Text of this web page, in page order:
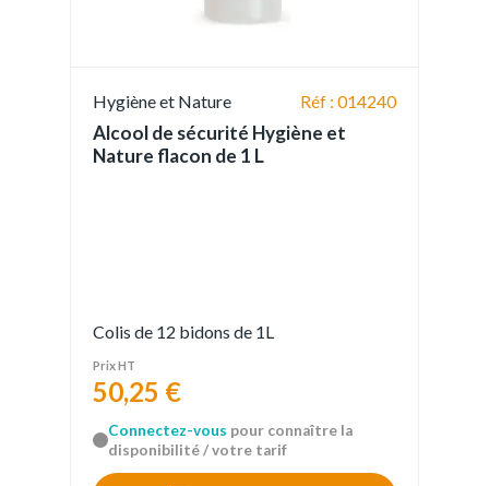
Hygiène et Nature Réf : 014240
Alcool de sécurité Hygiène et
Nature flacon de 1 L
Colis de 12 bidons de 1L
Prix HT
50,25 €
Connectez-vous pour connaître la
disponibilité / votre tarif